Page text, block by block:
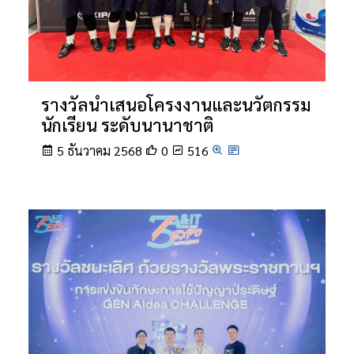
รางวัลนำเสนอโครงงานและนวัตกรรม
นักเรียน ระดับนานาชาติ
5 ธันวาคม 2568 0 516